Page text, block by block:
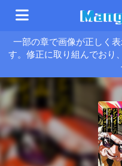
一部の章で画像が正しく
す。修正に取り組んでおり